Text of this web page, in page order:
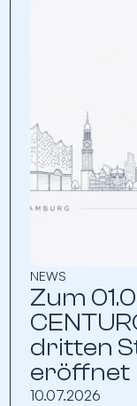
NEWS
Zum
dritten
eröffnet
10.07.2026